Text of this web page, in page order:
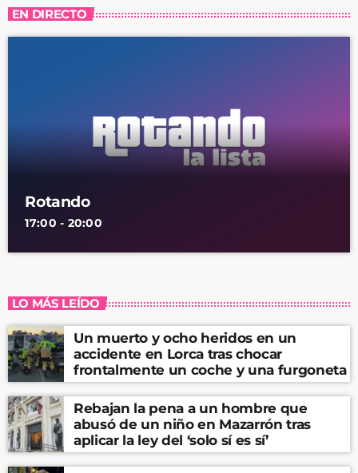
EN DIRECTO
Rotando
17:00 - 20:00
LO MÁS LEÍDO
Un muerto y ocho heridos en un
accidente en Lorca tras chocar
frontalmente un coche y una furgoneta
Rebajan la pena a un hombre que
abusó de un niño en Mazarrón tras
aplicar la ley del ‘solo sí es sí’